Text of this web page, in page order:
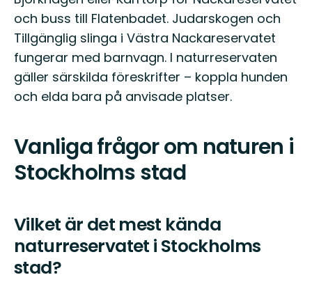
och buss till Flatenbadet. Judarskogen och
Tillgänglig slinga i Västra Nackareservatet
fungerar med barnvagn. I naturreservaten
gäller särskilda föreskrifter – koppla hunden
och elda bara på anvisade platser.
Vanliga frågor om naturen i
Stockholms stad
Vilket är det mest kända
naturreservatet i Stockholms
stad?